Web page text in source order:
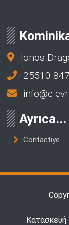
Ionos
25510
info@e-
Ayrıca...
Contactiye
Κατασκευή